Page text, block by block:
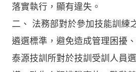
落實執行，顯有違失。
二、 法務部對於參加技能訓練
遴選標準，避免造成管理困擾
泰源技訓所對於技訓受訓人員